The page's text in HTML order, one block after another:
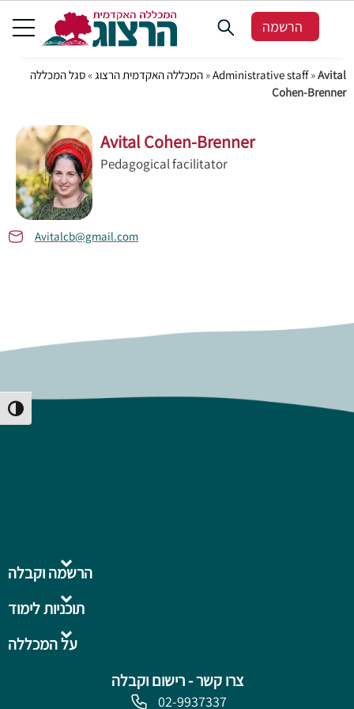
Toggle High Contrast
הרשמה
המכללה האקדמית הרצוג »סגל המכללה »Administrative staff»Avital
Cohen-Brenner
Avital Cohen-Brenner
Pedagogical facilitator
Avitalcb@gmail.com
צרו קשר - רישום וקבלה
02-9937337
על המכללה
תוכניות לימוד
הרשמה וקבלה